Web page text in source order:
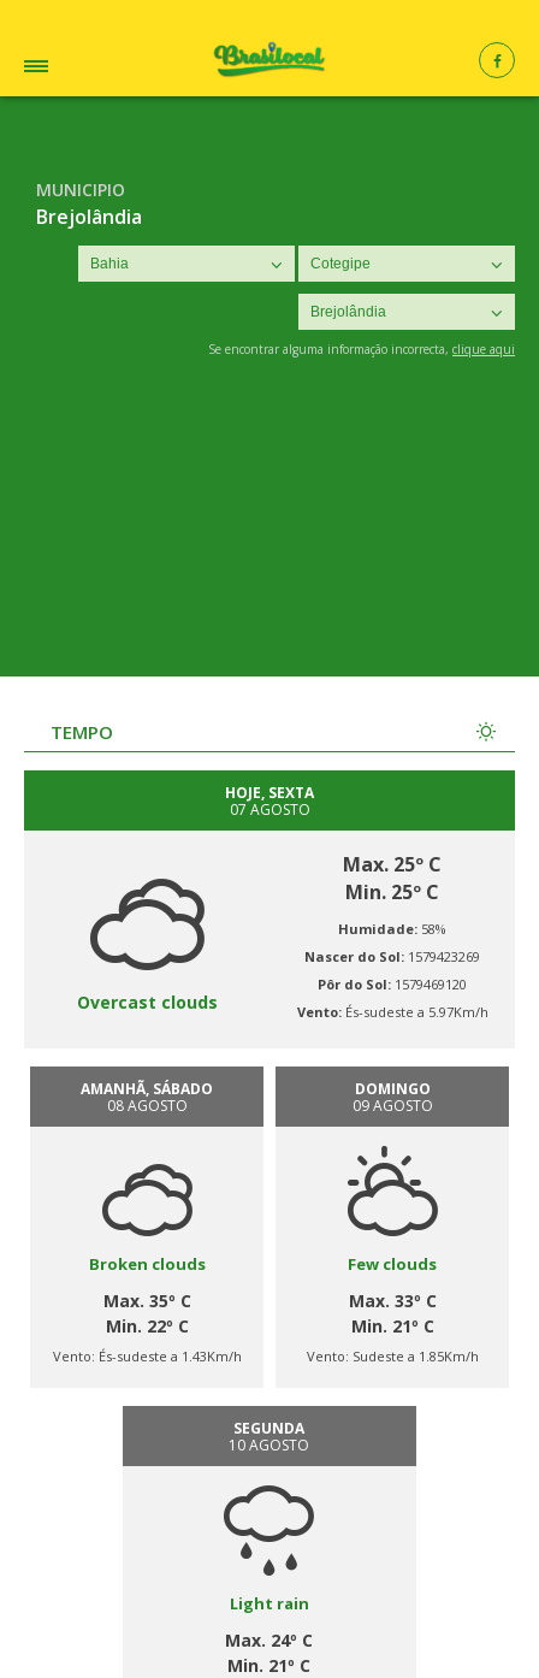
MUNICIPIO
Brejolândia
Se encontrar alguma informação incorrecta, clique aqui
TEMPO
HOJE, SEXTA
07 AGOSTO
Overcast clouds
Max. 25º C
Min. 25º C
Humidade: 58%
Nascer do Sol: 1579423269
Pôr do Sol: 1579469120
Vento: És-sudeste a 5.97Km/h
AMANHÃ, SÁBADO
08 AGOSTO
Broken clouds
Max. 35º C
Min. 22º C
Vento: És-sudeste a 1.43Km/h
DOMINGO
09 AGOSTO
Few clouds
Max. 33º C
Min. 21º C
Vento: Sudeste a 1.85Km/h
SEGUNDA
10 AGOSTO
Light rain
Max. 24º C
Min. 21º C